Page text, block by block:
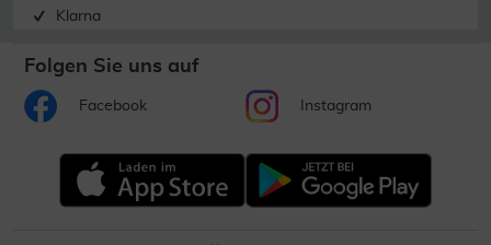
Klarna
Folgen Sie uns auf
Facebook Instagram